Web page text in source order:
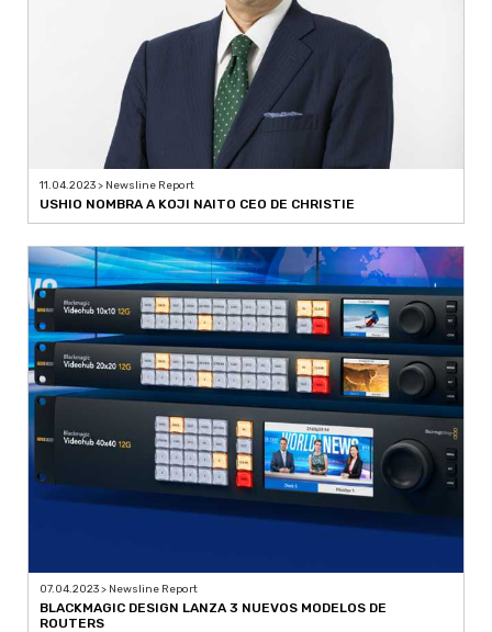
11.04.2023 > Newsline Report
USHIO NOMBRA A KOJI NAITO CEO DE CHRISTIE
07.04.2023 > Newsline Report
BLACKMAGIC DESIGN LANZA 3 NUEVOS MODELOS DE
ROUTERS